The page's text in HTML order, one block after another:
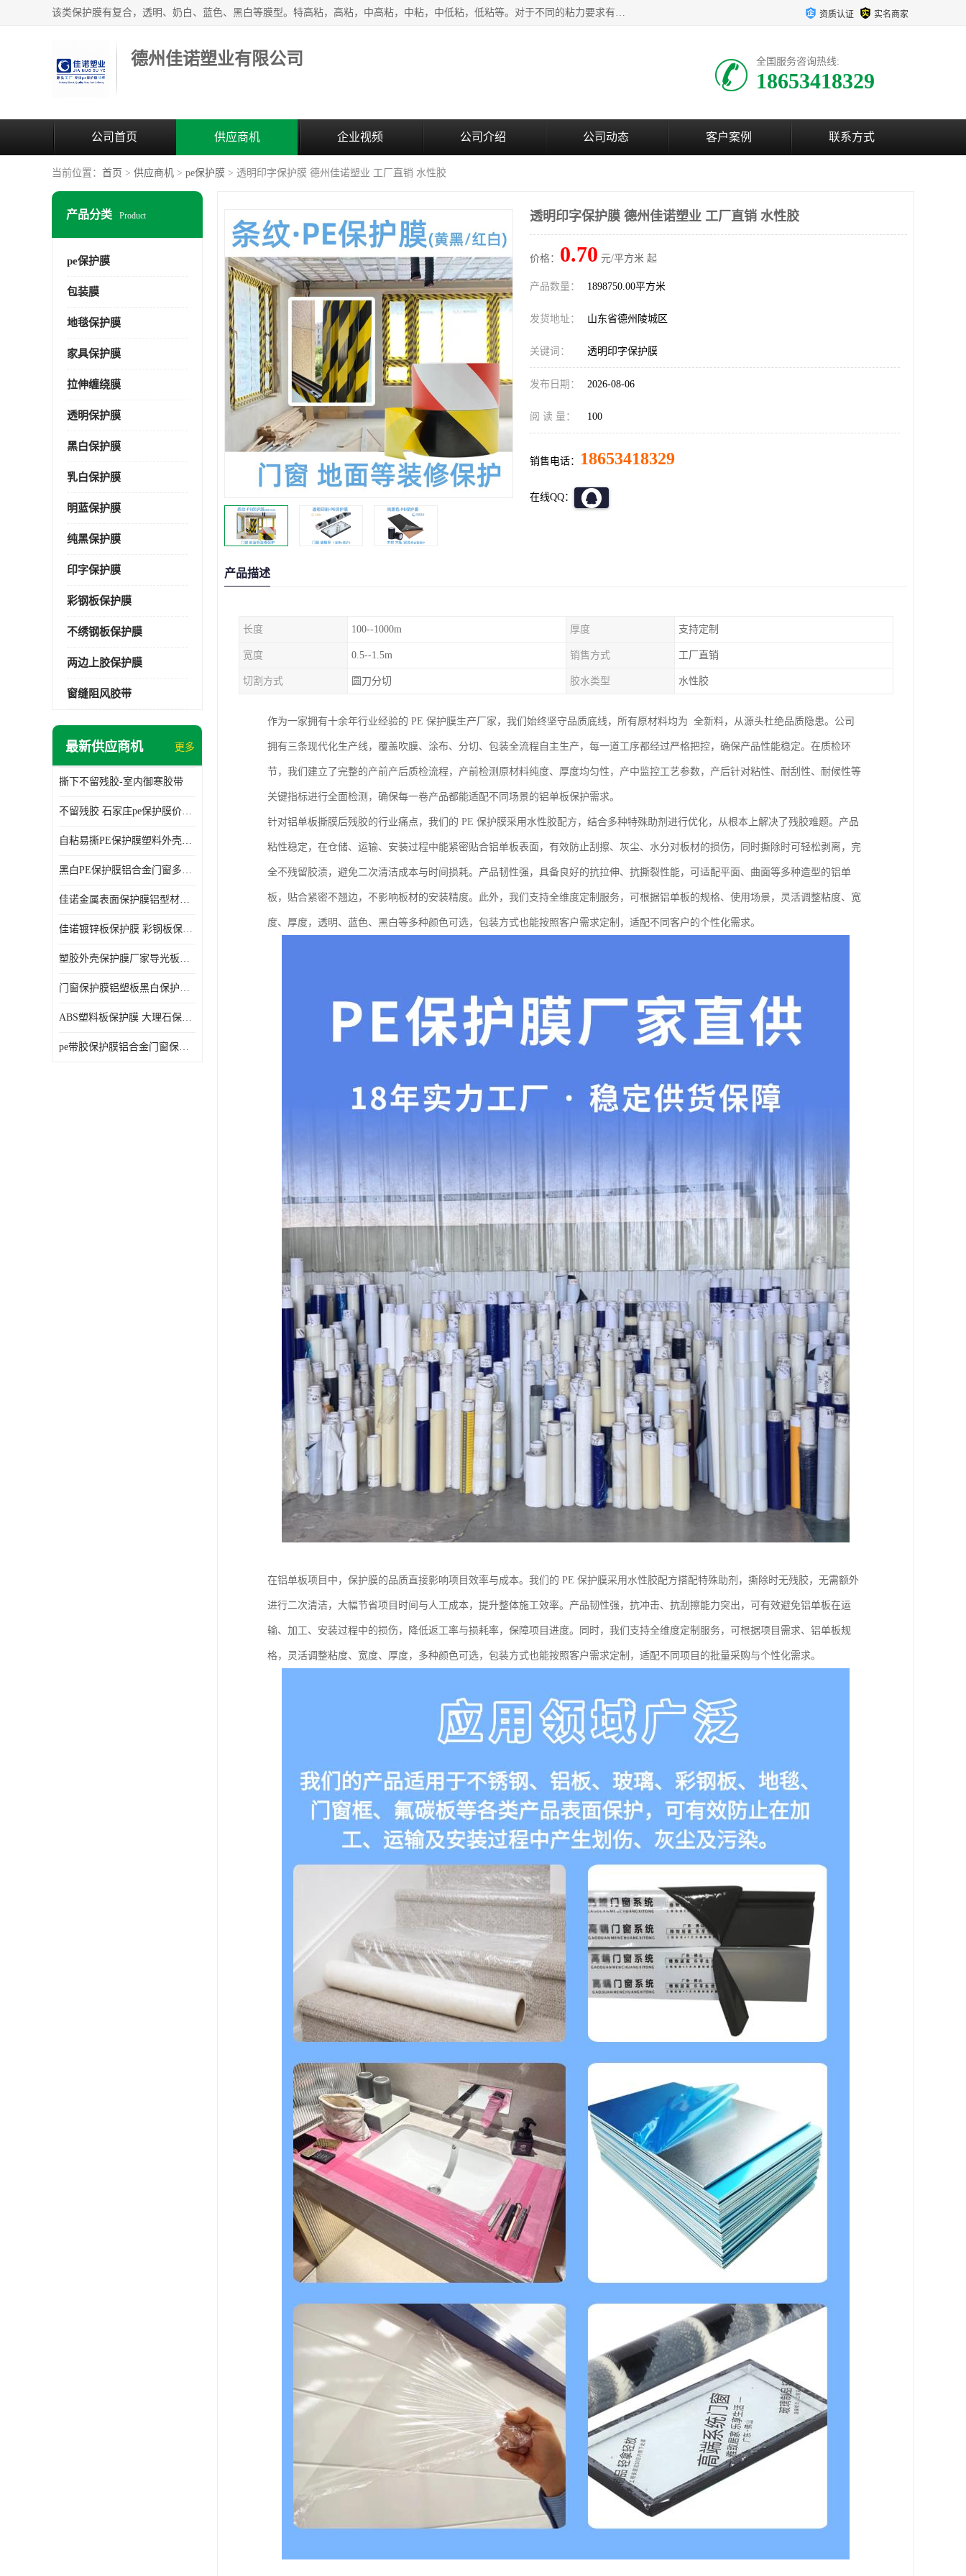
该类保护膜有复合，透明、奶白、蓝色、黑白等膜型。特高粘，高粘，中高粘，中粘，中低粘，低粘等。对于不同的粘力要求有相应的产品相适配。无胶渍残留污染。在较宽的收卷幅度下平整无皱纹，收卷长度大，利于机械化及自动化施工粘贴。为您的产品提供的表面保护解决方案。 产品广泛适用于：铝材、不锈钢、金属、塑料、电子、家电、家具、玻璃、化工材料、装饰材料等。 资质认证 实名商家
德州佳诺塑业有限公司 全国服务咨询热线:
18653418329
公司首页 供应商机 企业视频 公司介绍 公司动态 客户案例 联系方式
当前位置： 首页 > 供应商机 > pe保护膜 > 透明印字保护膜 德州佳诺塑业 工厂直销 水性胶
产品分类 Product
pe保护膜
包装膜
地毯保护膜
家具保护膜
拉伸缠绕膜
透明保护膜
黑白保护膜
乳白保护膜
明蓝保护膜
纯黑保护膜
印字保护膜
彩钢板保护膜
不绣钢板保护膜
两边上胶保护膜
窗缝阻风胶带
最新供应商机 更多
撕下不留残胶-室内御寒胶带
不留残胶 石家庄pe保护膜价格 塑料薄膜
自粘易撕PE保护膜塑料外壳导光板亚克力板膜操作方便
黑白PE保护膜铝合金门窗多种颜色支持定制生产
佳诺金属表面保护膜铝型材保护膜不留残胶铝合金窗框保护胶带
佳诺镀锌板保护膜 彩钢板保护pe保护膜
塑胶外壳保护膜厂家导光板保护膜 铝单板保护膜胶带易撕不留胶
门窗保护膜铝塑板黑白保护膜外墙保温板保护膜
ABS塑料板保护膜 大理石保护膜 缠鱼竿保护膜
pe带胶保护膜铝合金门窗保护不锈钢板保护膜大理石建筑材料保护
透明印字保护膜 德州佳诺塑业 工厂直销 水性胶
价格： 0.70 元/平方米 起
产品数量： 1898750.00平方米
发货地址： 山东省德州陵城区
关键词： 透明印字保护膜
发布日期： 2026-08-06
阅 读 量： 100
销售电话： 18653418329
在线QQ：
产品描述
长度 100--1000m 厚度 支持定制
宽度 0.5--1.5m 销售方式 工厂直销
切割方式 圆刀分切 胶水类型 水性胶
作为一家拥有十余年行业经验的 PE 保护膜生产厂家，我们始终坚守品质底线，所有原材料均为 全新料，从源头杜绝品质隐患。公司
拥有三条现代化生产线，覆盖吹膜、涂布、分切、包装全流程自主生产，每一道工序都经过严格把控，确保产品性能稳定。在质检环
节，我们建立了完整的产前产后质检流程，产前检测原材料纯度、厚度均匀性，产中监控工艺参数，产后针对粘性、耐刮性、耐候性等
关键指标进行全面检测，确保每一卷产品都能适配不同场景的铝单板保护需求。
针对铝单板撕膜后残胶的行业痛点，我们的 PE 保护膜采用水性胶配方，结合多种特殊助剂进行优化，从根本上解决了残胶难题。产品
粘性稳定，在仓储、运输、安装过程中能紧密贴合铝单板表面，有效防止刮擦、灰尘、水分对板材的损伤，同时撕除时可轻松剥离，完
全不残留胶渍，避免二次清洁成本与时间损耗。产品韧性强，具备良好的抗拉伸、抗撕裂性能，可适配平面、曲面等多种造型的铝单
板，贴合紧密不翘边，不影响板材的安装精度。此外，我们支持全维度定制服务，可根据铝单板的规格、使用场景，灵活调整粘度、宽
度、厚度，透明、蓝色、黑白等多种颜色可选，包装方式也能按照客户需求定制，适配不同客户的个性化需求。
在铝单板项目中，保护膜的品质直接影响项目效率与成本。我们的 PE 保护膜采用水性胶配方搭配特殊助剂，撕除时无残胶，无需额外
进行二次清洁，大幅节省项目时间与人工成本，提升整体施工效率。产品韧性强，抗冲击、抗刮擦能力突出，可有效避免铝单板在运
输、加工、安装过程中的损伤，降低返工率与损耗率，保障项目进度。同时，我们支持全维度定制服务，可根据项目需求、铝单板规
格，灵活调整粘度、宽度、厚度，多种颜色可选，包装方式也能按照客户需求定制，适配不同项目的批量采购与个性化需求。